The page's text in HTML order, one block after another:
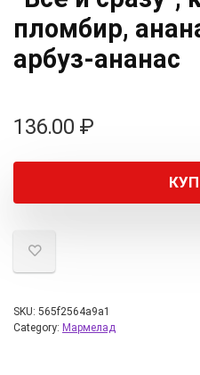
пломбир,
арбуз-ананас
136.00 ₽
SKU: 565f2564a9a1
Category: Мармелад